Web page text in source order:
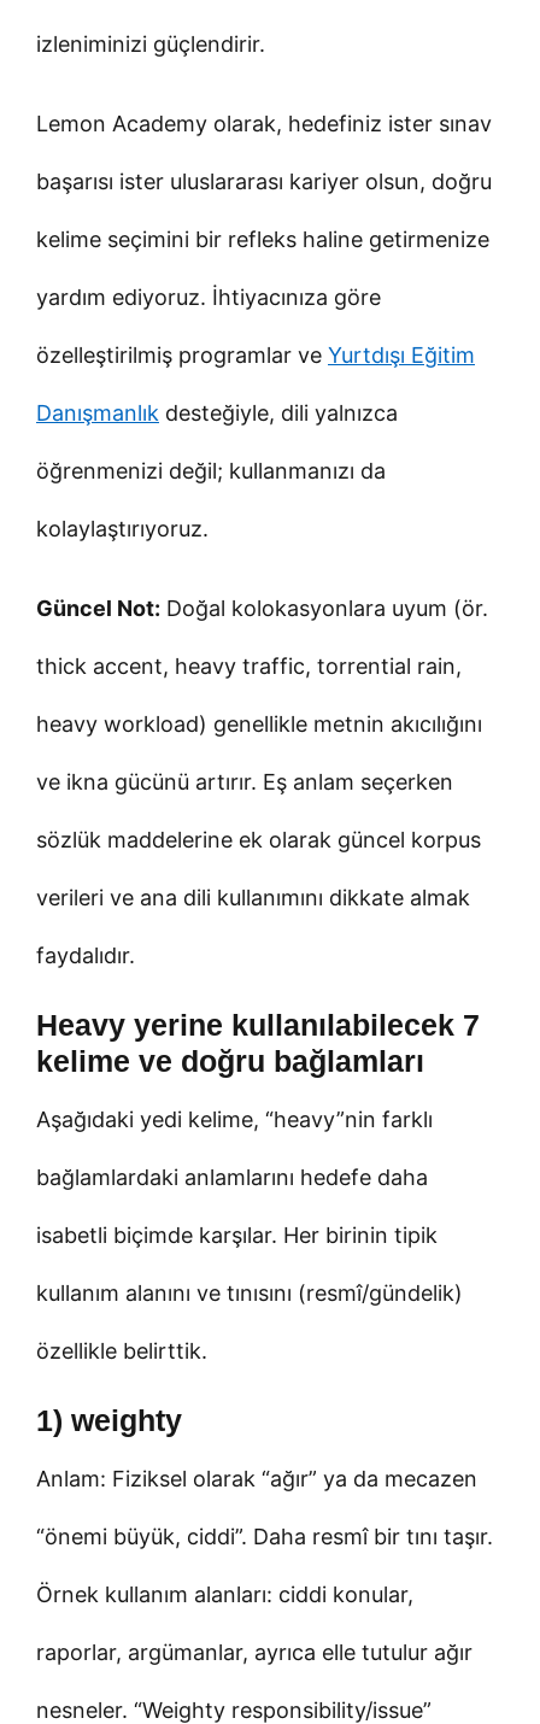
izleniminizi güçlendirir.
Lemon Academy olarak, hedefiniz ister sınav
başarısı ister uluslararası kariyer olsun, doğru
kelime seçimini bir refleks haline getirmenize
yardım ediyoruz. İhtiyacınıza göre
özelleştirilmiş programlar ve Yurtdışı Eğitim
Danışmanlık desteğiyle, dili yalnızca
öğrenmenizi değil; kullanmanızı da
kolaylaştırıyoruz.
Güncel Not: Doğal kolokasyonlara uyum (ör.
thick accent, heavy traffic, torrential rain,
heavy workload) genellikle metnin akıcılığını
ve ikna gücünü artırır. Eş anlam seçerken
sözlük maddelerine ek olarak güncel korpus
verileri ve ana dili kullanımını dikkate almak
faydalıdır.
Heavy yerine kullanılabilecek 7
kelime ve doğru bağlamları
Aşağıdaki yedi kelime, “heavy”nin farklı
bağlamlardaki anlamlarını hedefe daha
isabetli biçimde karşılar. Her birinin tipik
kullanım alanını ve tınısını (resmî/gündelik)
özellikle belirttik.
1) weighty
Anlam: Fiziksel olarak “ağır” ya da mecazen
“önemi büyük, ciddi”. Daha resmî bir tını taşır.
Örnek kullanım alanları: ciddi konular,
raporlar, argümanlar, ayrıca elle tutulur ağır
nesneler. “Weighty responsibility/issue”